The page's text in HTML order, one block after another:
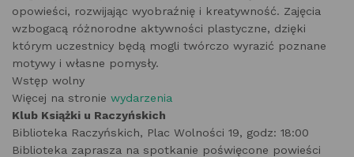
opowieści, rozwijając wyobraźnię i kreatywność. Zajęcia
wzbogacą różnorodne aktywności plastyczne, dzięki
którym uczestnicy będą mogli twórczo wyrazić poznane
motywy i własne pomysły.
Wstęp wolny
Więcej na stronie wydarzenia
Klub Książki u Raczyńskich
Biblioteka Raczyńskich, Plac Wolności 19, godz: 18:00
Biblioteka zaprasza na spotkanie poświęcone powieści